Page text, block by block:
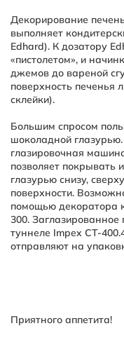
Декорирование
выполняет
Edhard). К дозатору
«пистолетом», и
джемов до вареной
поверхность
склейки).
Большим спросом
шоколадной
глазировочная
позволяет покрывать
глазурью снизу,
поверхности.
помощью декоратора
300.
туннеле Impex CT-
отправляют на
Приятного аппетита!